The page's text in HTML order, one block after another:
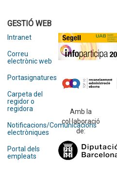
GESTIÓ WEB
Intranet
Correu
electrònic web
Portasignatures
Carpeta del
regidor o
regidora
Notificacions/Comunicacions
electròniques
Portal dels
empleats
Amb la
col·laboració
de: